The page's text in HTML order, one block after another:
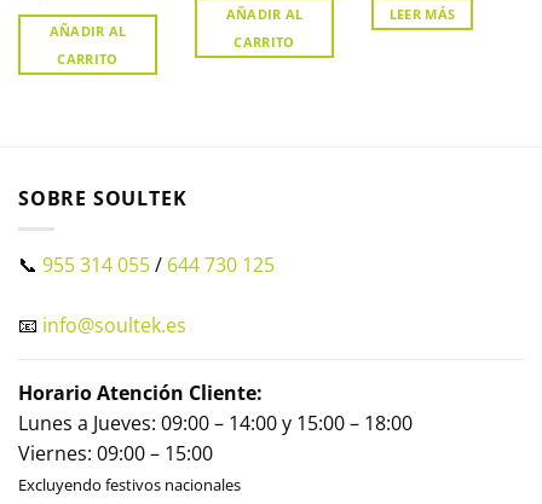
AÑADIR AL
CARRITO
AÑADIR AL
CARRITO
LEER MÁS
SOBRE SOULTEK
📞 955 314 055/ 644 730 125
📧 info@soultek.es
Horario Atención Cliente:
Lunes a Jueves: 09:00 – 14:00 y 15:00 – 18:00
Viernes: 09:00 – 15:00
Excluyendo festivos nacionales